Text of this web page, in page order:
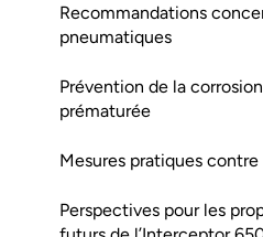
Recommandations
pneumatiques
Prévention de la
prématurée
Mesures pratiques contre
Perspectives pour les